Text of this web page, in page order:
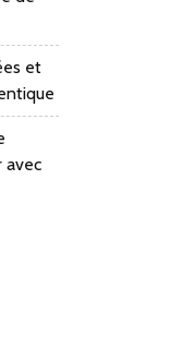
et
avec